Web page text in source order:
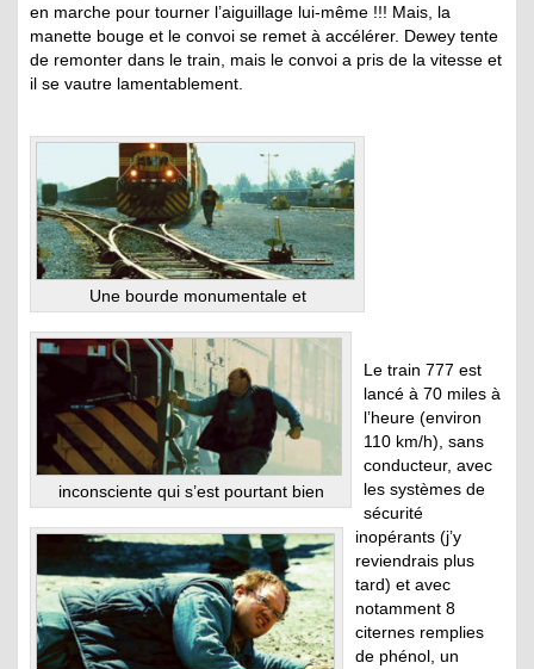
en marche pour tourner l’aiguillage lui-même !!! Mais, la
manette bouge et le convoi se remet à accélérer. Dewey tente
de remonter dans le train, mais le convoi a pris de la vitesse et
il se vautre lamentablement.
Une bourde monumentale et
inconsciente qui s’est pourtant bien
Le train 777 est
lancé à 70 miles à
l’heure (environ
110 km/h), sans
conducteur, avec
les systèmes de
sécurité
inopérants (j’y
reviendrais plus
tard) et avec
notamment 8
citernes remplies
de phénol, un